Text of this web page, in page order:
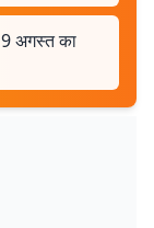
9 अगस्त का